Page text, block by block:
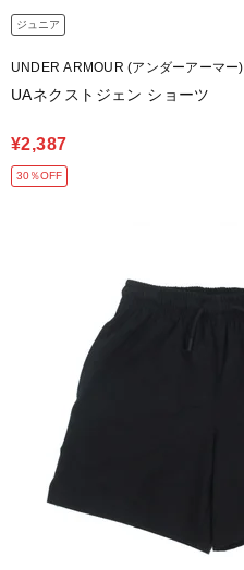
ジュニア
UNDER ARMOUR (アンダーアーマー)
UAネクストジェン ショーツ
¥2,387
30％OFF